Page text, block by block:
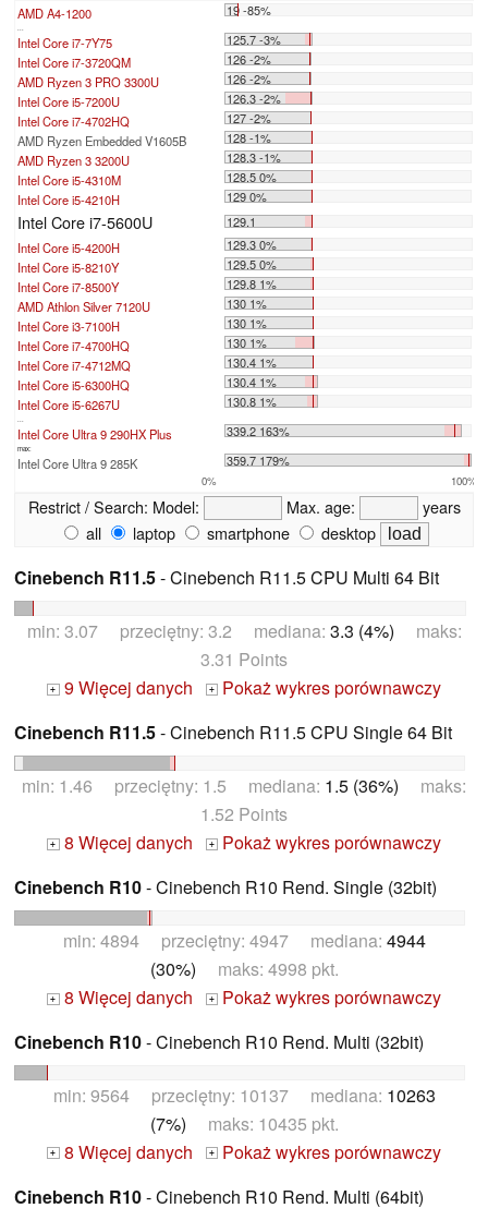
AMD A4-1200 19 -85%
...
Intel Core i7-7Y75
125.7 -3%
Intel Core i7-3720QM
126 -2%
AMD Ryzen 3 PRO 3300U
126 -2%
Intel Core i5-7200U
126.3 -2%
Intel Core i7-4702HQ
127 -2%
AMD Ryzen Embedded V1605B
128 -1%
AMD Ryzen 3 3200U
128.3 -1%
Intel Core i5-4310M
128.5 0%
Intel Core i5-4210H
129 0%
Intel Core i7-5600U
129.1
Intel Core i5-4200H
129.3 0%
Intel Core i5-8210Y
129.5 0%
Intel Core i7-8500Y
129.8 1%
AMD Athlon Silver 7120U
130 1%
Intel Core i3-7100H
130 1%
Intel Core i7-4700HQ
130 1%
Intel Core i7-4712MQ
130.4 1%
Intel Core i5-6300HQ
130.4 1%
Intel Core i5-6267U
130.8 1%
...
Intel Core Ultra 9 290HX Plus 339.2 163%
max:
Intel Core Ultra 9 285K 359.7 179%
0% 100%
Restrict / Search: Model: Max. age:
years
all
laptop smartphone desktop
Cinebench R11.5- Cinebench R11.5 CPU Multi 64 Bit
min: 3.07 przeciętny: 3.2 mediana: 3.3 (4%) maks:
3.31 Points
+ 9 Więcej danych +
Pokaż wykres porównawczy
Cinebench R11.5- Cinebench R11.5 CPU Single 64 Bit
min: 1.46 przeciętny: 1.5 mediana: 1.5 (36%) maks:
1.52 Points
+ 8 Więcej danych +
Pokaż wykres porównawczy
Cinebench R10- Cinebench R10 Rend. Single (32bit)
min: 4894 przeciętny: 4947 mediana: 4944
(30%) maks: 4998 pkt.
+ 8 Więcej danych +
Pokaż wykres porównawczy
Cinebench R10- Cinebench R10 Rend. Multi (32bit)
min: 9564 przeciętny: 10137 mediana: 10263
(7%) maks: 10435 pkt.
+ 8 Więcej danych +
Pokaż wykres porównawczy
Cinebench R10- Cinebench R10 Rend. Multi (64bit)